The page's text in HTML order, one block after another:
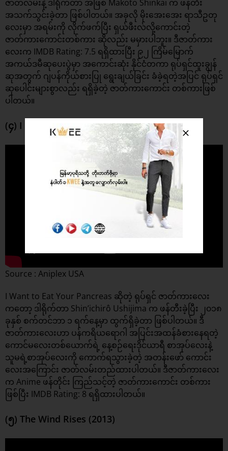
ဇာတ်လမ်းနဲ့ ဒါရိုက်တာ အဖြစ် Makoto Shinkai က ဖန်တီး
အသက်သွင်းခဲ့တာ ဖြစ်ပါတယ်။ အခုလို မိုးအေးအေး ရာသီဥတု
လေးမှာ အရမ်းကို လိုက်ဖက်ပြီး ရှယ်ဖီးလ်လို့ကောင်းတဲ့
ဇာတ်ကားကောင်းတစ်ကား ဆိုလည်း မမှားပါဘူး။ ဒီဇာတ်ကား
လေးက IMDB Rating: 7.5 ရရှိထားပြီး ၉၂ ကြိမ်မြောက်
အကယ်ဒမီဆုပေးပွဲမှာ အကောင်းဆုံး နိုင်ငံတကာ ရုပ်ရှင်ထူးချွန်
ဆုအတွက် ဂျပန်ကိုယ်စားပြု ရွေးချယ်ခြင်း ခံခဲ့ရတဲ့အပြင် ရုပ်ရှင်
ဆုပေါင်းများစွာလည်း ရရှိခဲ့တဲ့ ဇာတ်ကားကောင်း တစ်ကားဖြစ်
ပါတယ်။
(၄) I Want to Eat Your Pancreas (2018)
Source : Aniplex USA
I Want to Eat Your Pancreas ဆိုတဲ့ ရုပ်ရှင် ဇာတ်ကားလေး
ကတော့ ဒါရိုက်တာ Shin’ichirô Ushijima က ဖန်တီးခဲ့ပြီး ၂၀၁၈
ခုနှစ် စက်တင်ဘာ ၁ ရက်နေ့မှာ ထွက်ရှိခဲ့တာ ဖြစ်ပါတယ်။ ဒီ
ဇာတ်ကားလေးဟာ ပန်ကရိယရောဂါ အပြင်းအထန်ခံစားနေရတဲ့
ကောင်မလေးတစ်ယောက်ရဲ့ နေ့စဉ်ရေးဒိုင်ယာရီ စာအုပ်လေးနဲ့
သူမရဲ့စာအုပ်လေးကို ကောက်ရသွားခဲ့တဲ့ အတန်းဖော် ကောင်း
လေးအကြောင်း ဇာတ်လမ်းတည်ထားပါတယ်။ ဒီဇာတ်ကားလေး
က Anime ဖန်တိုင်း ကြည်သင့်တဲ့ ဇာတ်ကားကောင်း တစ်ကား
ဖြစ်ပြီး IMDB Rating: 8 ရရှိထားပါတယ်။
(၅) The Wind Rises (2013)